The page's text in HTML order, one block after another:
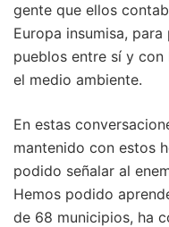
gente que ellos
Europa insumisa,
pueblos entre sí y
el medio ambiente.
En estas
mantenido con estos
podido señalar al
Hemos podido
de 68 municipios, ha